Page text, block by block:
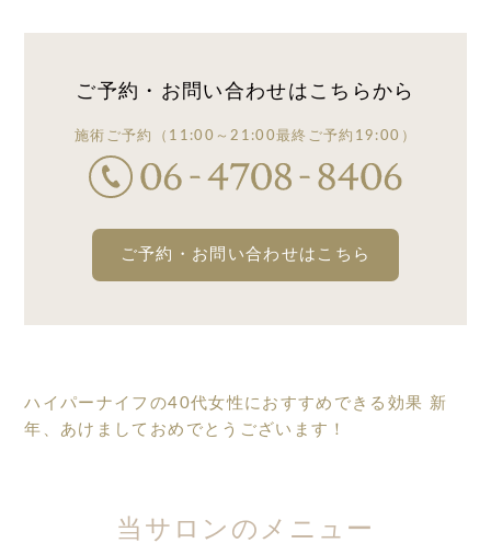
ご予約・お問い合わせはこちらから
施術ご予約 （11:00～21:00最終ご予約19:00）
ご予約・お問い合わせはこちら
ハイパーナイフの40代女性におすすめできる効果 新
年、あけましておめでとうございます！
当サロンのメニュー